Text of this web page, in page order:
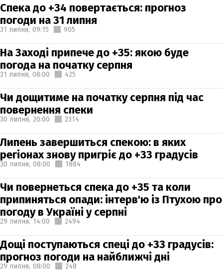
Спека до +34 повертається: прогноз
погоди на 31 липня
31 липня, 09:15 905
На Заході припече до +35: якою буде
погода на початку серпня
31 липня, 08:00 425
Чи дощитиме на початку серпня під час
повернення спеки
30 липня, 20:00 2314
Липень завершиться спекою: в яких
регіонах знову пригріє до +33 градусів
30 липня, 08:00 1884
Чи повернеться спека до +35 та коли
припиняться опади: інтерв'ю із Птухою про
погоду в Україні у серпні
29 липня, 14:00 2494
Дощі поступаються спеці до +33 градусів:
прогноз погоди на найближчі дні
29 липня, 08:00 248